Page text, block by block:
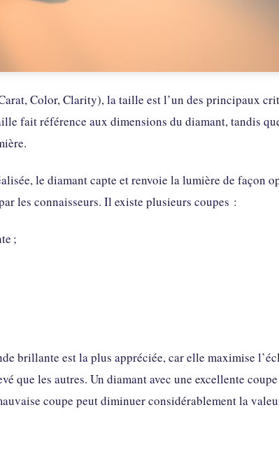
Color, Clarity), la taille est l’un des principaux
fait référence aux dimensions du diamant, tandis
le diamant capte et renvoie la lumière de
les connaisseurs. Il existe plusieurs coupes :
;
brillante est la plus appréciée, car elle maximise
que les autres. Un diamant avec une excellente
coupe peut diminuer considérablement la